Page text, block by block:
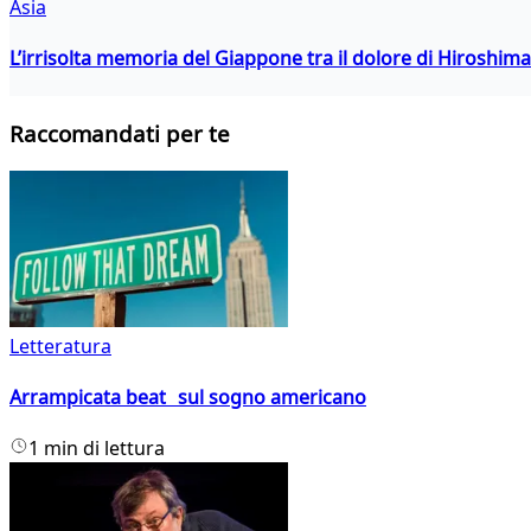
Asia
L’irrisolta memoria del Giappone tra il dolore di
Raccomandati per te
Letteratura
Arrampicata beat sul sogno americano
1 min di lettura